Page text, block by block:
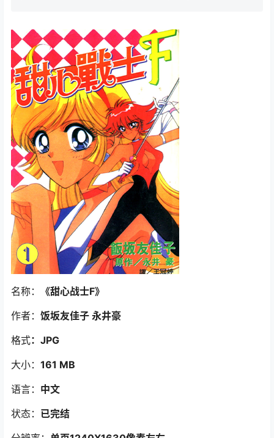
名称：
《甜心战士F》
作者： 饭坂友佳子 永井豪
格式：JPG
大小： 161 MB
语言： 中文
状态： 已完结